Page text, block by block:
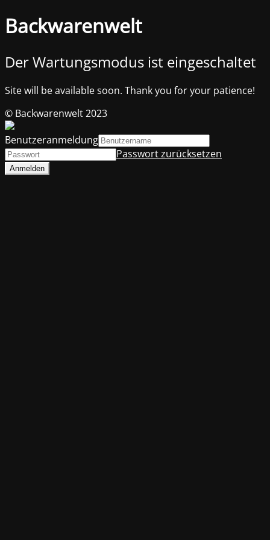
Backwarenwelt
Der Wartungsmodus ist eingeschaltet
Site will be available soon. Thank you for your patience!
© Backwarenwelt 2023
Benutzeranmeldung
Passwort zurücksetzen